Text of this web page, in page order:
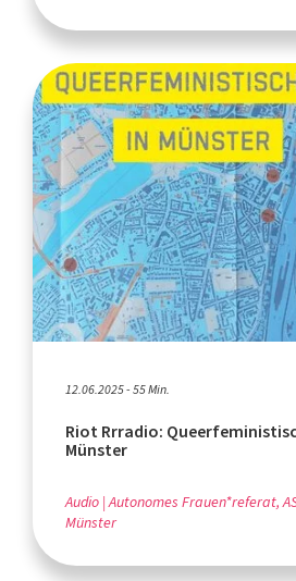
12.06.2025 - 55 Min.
Riot Rrradio:
Münster
Audio Autonomes Frauen*referat,
Münster